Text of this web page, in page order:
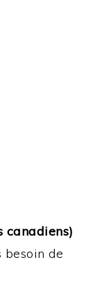
canadiens)
besoin de